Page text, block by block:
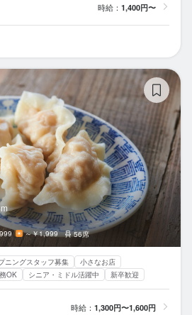
時給： 1,400円〜
～￥1,999 56席
ニングスタッフ募集
小さなお店
OK シニア・ミドル活躍中 新卒歓迎
時給： 1,300円〜1,600円